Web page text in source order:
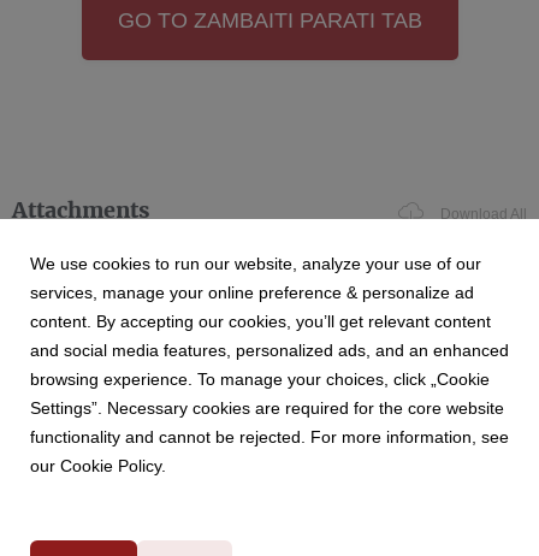
GO TO ZAMBAITI PARATI TAB
Attachments Download All
Zambaiti_Profilo Aziendale_ITA.docx
48.3 KB
We use cookies to run our website, analyze your use of our
services, manage your online preference & personalize ad
content. By accepting our cookies, you’ll get relevant content
and social media features, personalized ads, and an enhanced
browsing experience. To manage your choices, click „Cookie
Settings”. Necessary cookies are required for the core website
functionality and cannot be rejected. For more information, see
our Cookie Policy.